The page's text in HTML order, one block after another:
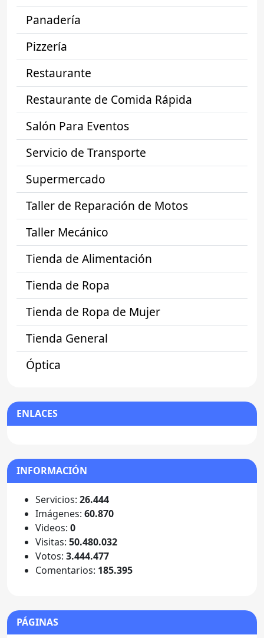
Panadería
Pizzería
Restaurante
Restaurante de Comida Rápida
Salón Para Eventos
Servicio de Transporte
Supermercado
Taller de Reparación de Motos
Taller Mecánico
Tienda de Alimentación
Tienda de Ropa
Tienda de Ropa de Mujer
Tienda General
Óptica
ENLACES
INFORMACIÓN
Servicios: 26.444
Imágenes: 60.870
Videos: 0
Visitas: 50.480.032
Votos: 3.444.477
Comentarios: 185.395
PÁGINAS